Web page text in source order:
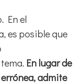
En el
es posible que
En lugar de
admite